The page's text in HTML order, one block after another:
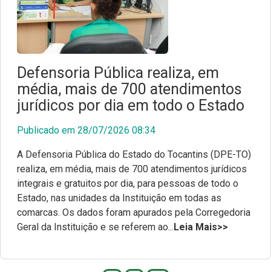
Defensoria Pública realiza, em
média, mais de 700 atendimentos
jurídicos por dia em todo o Estado
Publicado em 28/07/2026 08:34
A Defensoria Pública do Estado do Tocantins (DPE-TO)
realiza, em média, mais de 700 atendimentos jurídicos
integrais e gratuitos por dia, para pessoas de todo o
Estado, nas unidades da Instituição em todas as
comarcas. Os dados foram apurados pela Corregedoria
Geral da Instituição e se referem ao... Leia Mais>>